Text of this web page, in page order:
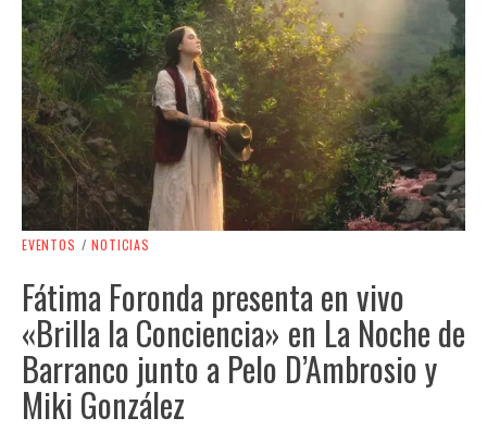
EVENTOS / NOTICIAS
Fátima Foronda presenta en vivo
«Brilla la Conciencia» en La Noche de
Barranco junto a Pelo D’Ambrosio y
Miki González